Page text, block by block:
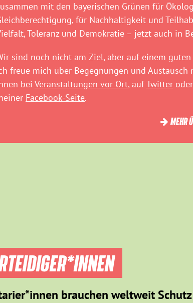
mit den bayerischen Grünen für
für Nachhaltigkeit und
Toleranz und Demokratie – jetzt auch in
sind noch nicht am Ziel, aber auf einem guten
freue mich über Begegnungen und Austausch
bei Veranstaltungen vor Ort, aufTwitter
Facebook-Seite.
MEHR
brauchen weltweit Schutz